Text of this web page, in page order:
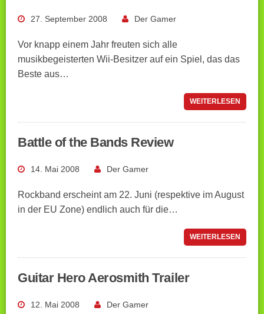
27. September 2008 Der Gamer
Vor knapp einem Jahr freuten sich alle
musikbegeisterten Wii-Besitzer auf ein Spiel, das das
Beste aus…
WEITERLESEN
Battle of the Bands Review
14. Mai 2008 Der Gamer
Rockband erscheint am 22. Juni (respektive im August
in der EU Zone) endlich auch für die…
WEITERLESEN
Guitar Hero Aerosmith Trailer
12. Mai 2008 Der Gamer